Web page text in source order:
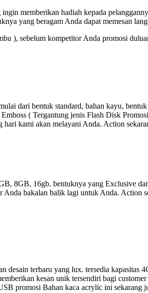
memberikan hadiah kepada
yang beragam Anda dapat memesan
), sebelum kompetitor Anda promosi
dari bentuk standard, bahan kayu,
( Tergantung jenis Flash Disk
hari kami akan melayani Anda. Action
8GB, 16gb. bentuknya yang Exclusive
bakalan balik lagi untuk Anda. Action
desain terbaru yang lux. tersedia
kesan unik tersendiri bagi
promosi Bahan kaca acrylic ini sekarang